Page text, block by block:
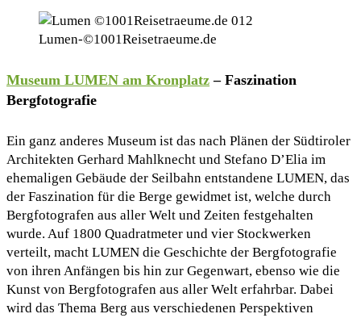
Lumen-©1001Reisetraeume.de
Museum LUMEN am Kronplatz – Faszination
Bergfotografie
Ein ganz anderes Museum ist das nach Plänen der Südtiroler
Architekten Gerhard Mahlknecht und Stefano D’Elia im
ehemaligen Gebäude der Seilbahn entstandene LUMEN, das
der Faszination für die Berge gewidmet ist, welche durch
Bergfotografen aus aller Welt und Zeiten festgehalten
wurde. Auf 1800 Quadratmeter und vier Stockwerken
verteilt, macht LUMEN die Geschichte der Bergfotografie
von ihren Anfängen bis hin zur Gegenwart, ebenso wie die
Kunst von Bergfotografen aus aller Welt erfahrbar. Dabei
wird das Thema Berg aus verschiedenen Perspektiven